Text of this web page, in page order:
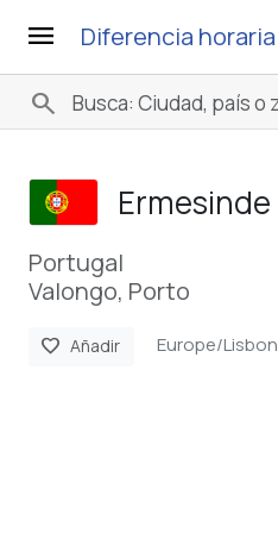
menu Diferencia horaria
search
Ermesinde
Portugal
Valongo, Porto
favorite Añadir Europe/Lisbon